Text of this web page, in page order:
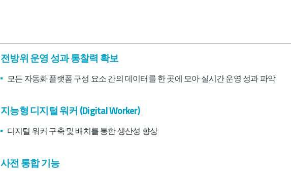
전방위 운영 성과 통찰력 확보
모든 자동화 플랫폼 구성 요소 간의 데이터를 한 곳에 모아 실시간 운영 성과 파악
지능형 디지털 워커 (Digital Worker)
디지털 워커 구축 및 배치를 통한 생산성 향상
사전 통합 기능